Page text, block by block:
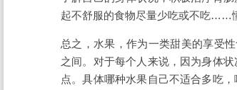
起不舒服的食物尽量少吃或不吃……
总之，水果，作为一类甜美的享受
之间。对于每个人来说，因为身体
点。具体哪种水果自己不适合多吃